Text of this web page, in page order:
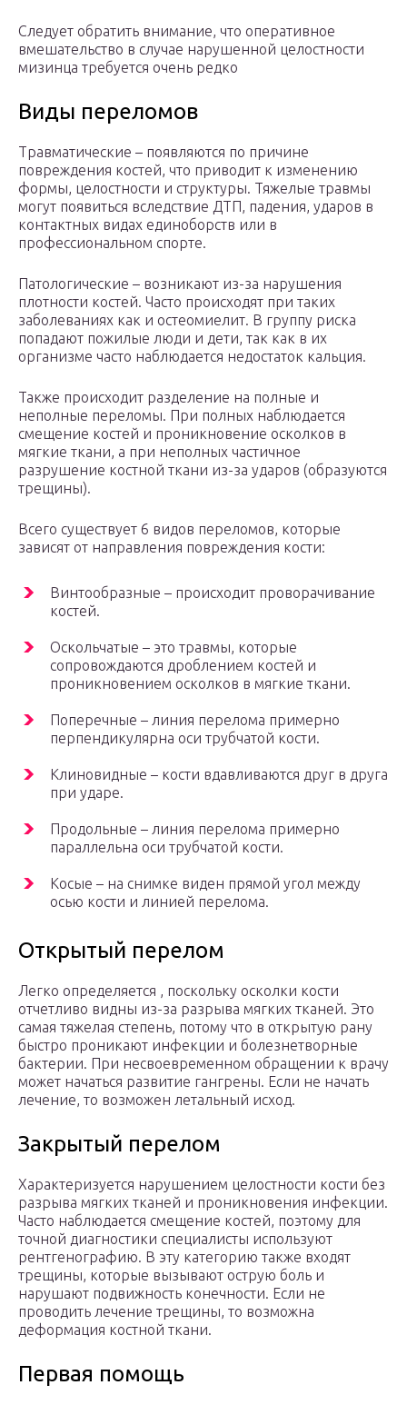
Следует обратить внимание, что оперативное
вмешательство в случае нарушенной целостности
мизинца требуется очень редко
Виды переломов
Травматические – появляются по причине
повреждения костей, что приводит к изменению
формы, целостности и структуры. Тяжелые травмы
могут появиться вследствие ДТП, падения, ударов в
контактных видах единоборств или в
профессиональном спорте.
Патологические – возникают из-за нарушения
плотности костей. Часто происходят при таких
заболеваниях как и остеомиелит. В группу риска
попадают пожилые люди и дети, так как в их
организме часто наблюдается недостаток кальция.
Также происходит разделение на полные и
неполные переломы. При полных наблюдается
смещение костей и проникновение осколков в
мягкие ткани, а при неполных частичное
разрушение костной ткани из-за ударов (образуются
трещины).
Всего существует 6 видов переломов, которые
зависят от направления повреждения кости:
Винтообразные – происходит проворачивание
костей.
Оскольчатые – это травмы, которые
сопровождаются дроблением костей и
проникновением осколков в мягкие ткани.
Поперечные – линия перелома примерно
перпендикулярна оси трубчатой кости.
Клиновидные – кости вдавливаются друг в друга
при ударе.
Продольные – линия перелома примерно
параллельна оси трубчатой кости.
Косые – на снимке виден прямой угол между
осью кости и линией перелома.
Открытый перелом
Легко определяется , поскольку осколки кости
отчетливо видны из-за разрыва мягких тканей. Это
самая тяжелая степень, потому что в открытую рану
быстро проникают инфекции и болезнетворные
бактерии. При несвоевременном обращении к врачу
может начаться развитие гангрены. Если не начать
лечение, то возможен летальный исход.
Закрытый перелом
Характеризуется нарушением целостности кости без
разрыва мягких тканей и проникновения инфекции.
Часто наблюдается смещение костей, поэтому для
точной диагностики специалисты используют
рентгенографию. В эту категорию также входят
трещины, которые вызывают острую боль и
нарушают подвижность конечности. Если не
проводить лечение трещины, то возможна
деформация костной ткани.
Первая помощь